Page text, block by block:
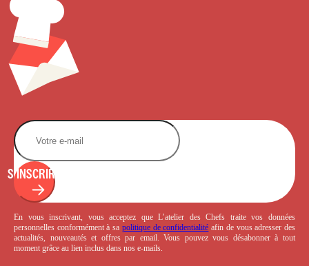
S'INSCRIRE
En vous inscrivant, vous acceptez que L’atelier des Chefs traite vos données
personnelles conformément à sa politique de confidentialité afin de vous adresser des
actualités, nouveautés et offres par email. Vous pouvez vous désabonner à tout
moment grâce au lien inclus dans nos e-mails.